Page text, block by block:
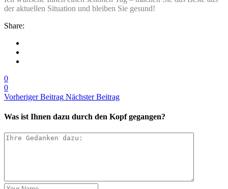
der aktuellen Situation und bleiben Sie gesund!
Share:
0
0
Vorheriger Beitrag Nächster Beitrag
Was ist Ihnen dazu durch den Kopf gegangen?